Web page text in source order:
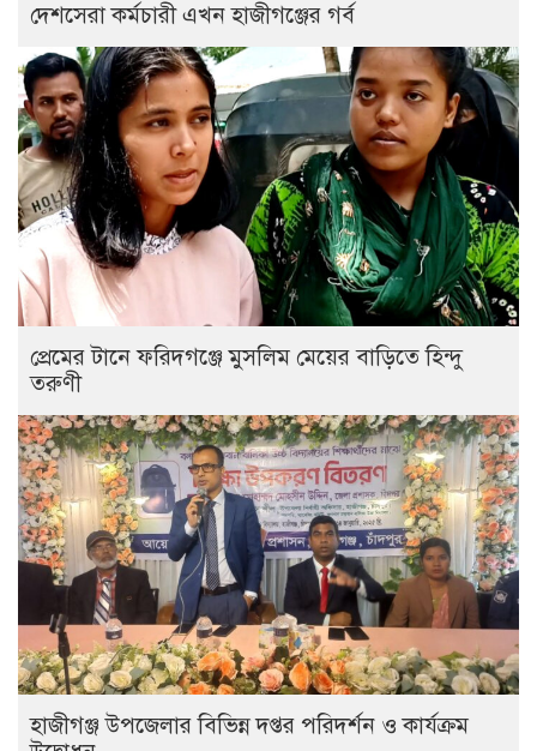
দেশসেরা কর্মচারী এখন হাজীগঞ্জের গর্ব
প্রেমের টানে ফরিদগঞ্জে মুসলিম মেয়ের বাড়িতে হিন্দু
তরুণী
হাজীগঞ্জ উপজেলার বিভিন্ন দপ্তর পরিদর্শন ও কার্যক্রম